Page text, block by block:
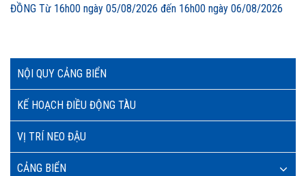
NỘI QUY CẢNG BIỂN
KẾ HOẠCH ĐIỀU ĐỘNG TÀU
VỊ TRÍ NEO ĐẬU
CẢNG BIỂN
ĐỒNG Từ 16h00 ngày 05/08/2026 đến 16h00 ngày 06/08/2026